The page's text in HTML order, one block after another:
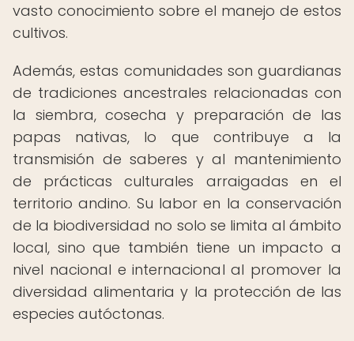
vasto conocimiento sobre el manejo de estos
cultivos.
Además, estas comunidades son guardianas
de tradiciones ancestrales relacionadas con
la siembra, cosecha y preparación de las
papas nativas, lo que contribuye a la
transmisión de saberes y al mantenimiento
de prácticas culturales arraigadas en el
territorio andino. Su labor en la conservación
de la biodiversidad no solo se limita al ámbito
local, sino que también tiene un impacto a
nivel nacional e internacional al promover la
diversidad alimentaria y la protección de las
especies autóctonas.